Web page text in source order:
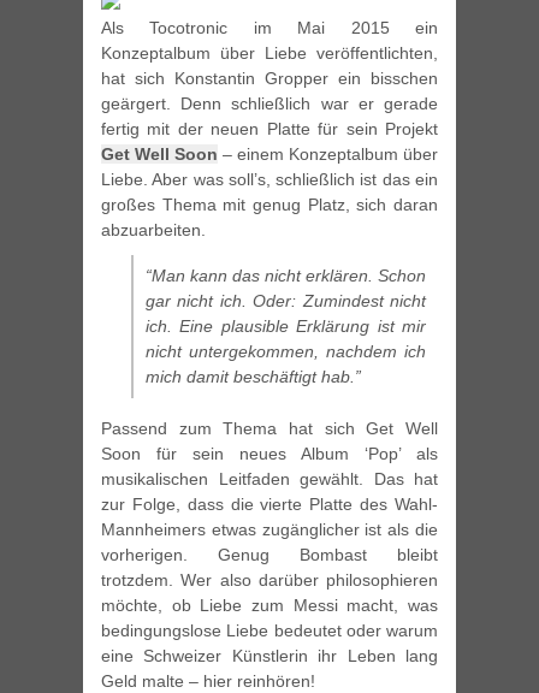
Als Tocotronic im Mai 2015 ein
Konzeptalbum über Liebe veröffentlichten,
hat sich Konstantin Gropper ein bisschen
geärgert. Denn schließlich war er gerade
fertig mit der neuen Platte für sein Projekt
Get Well Soon – einem Konzeptalbum über
Liebe. Aber was soll’s, schließlich ist das ein
großes Thema mit genug Platz, sich daran
abzuarbeiten.
“Man kann das nicht erklären. Schon
gar nicht ich. Oder: Zumindest nicht
ich. Eine plausible Erklärung ist mir
nicht untergekommen, nachdem ich
mich damit beschäftigt hab.”
Passend zum Thema hat sich Get Well
Soon für sein neues Album ‘Pop’ als
musikalischen Leitfaden gewählt. Das hat
zur Folge, dass die vierte Platte des Wahl-
Mannheimers etwas zugänglicher ist als die
vorherigen. Genug Bombast bleibt
trotzdem. Wer also darüber philosophieren
möchte, ob Liebe zum Messi macht, was
bedingungslose Liebe bedeutet oder warum
eine Schweizer Künstlerin ihr Leben lang
Geld malte – hier reinhören!